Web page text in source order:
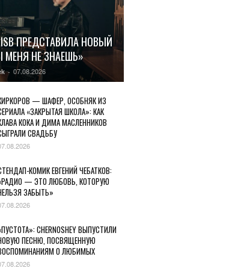
ПРЕДСТАВИЛА НОВЫЙ
НЕ ЗНАЕШЬ»
- 07.08.2026
— ШАФЕР, ОСОБНЯК ИЗ
«ЗАКРЫТАЯ ШКОЛА»: КАК
КОКА И ДИМА МАСЛЕННИКОВ
СВАДЬБУ
КОМИК ЕВГЕНИЙ ЧЕБАТКОВ:
— ЭТО ЛЮБОВЬ, КОТОРУЮ
ЗАБЫТЬ»
CHERNOSHEY ВЫПУСТИЛИ
ПЕСНЮ, ПОСВЯЩЕННУЮ
О ЛЮБИМЫХ